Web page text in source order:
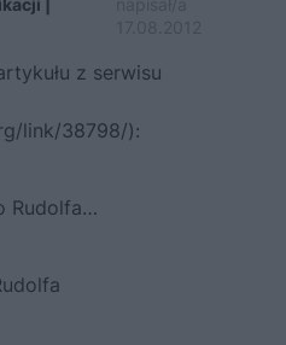
|
z serwisu
link/38798/):
Rudolfa…